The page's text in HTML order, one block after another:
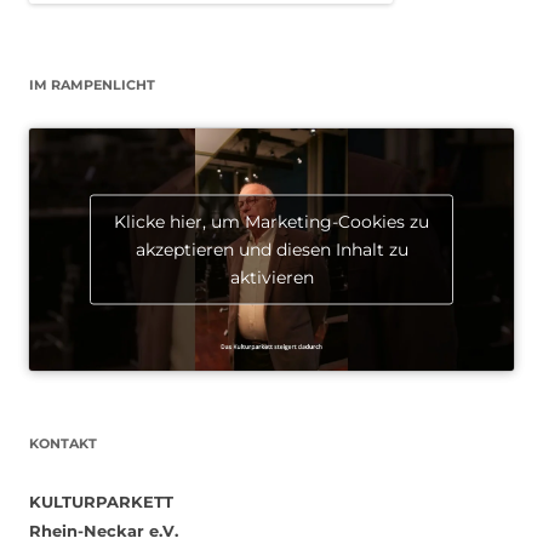
IM RAMPENLICHT
Klicke hier, um Marketing-Cookies zu
akzeptieren und diesen Inhalt zu
aktivieren
KONTAKT
KULTURPARKETT
Rhein-Neckar e.V.